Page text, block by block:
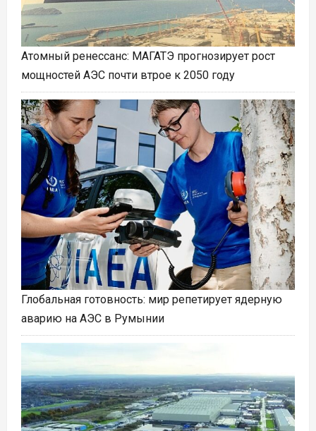
Атомный ренессанс: МАГАТЭ прогнозирует рост
мощностей АЭС почти втрое к 2050 году
Глобальная готовность: мир репетирует ядерную
аварию на АЭС в Румынии